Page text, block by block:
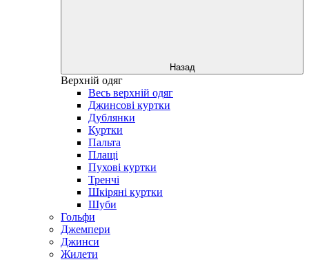
Назад
Верхній одяг
Весь верхній одяг
Джинсові куртки
Дублянки
Куртки
Пальта
Плащі
Пухові куртки
Тренчі
Шкіряні куртки
Шуби
Гольфи
Джемпери
Джинси
Жилети